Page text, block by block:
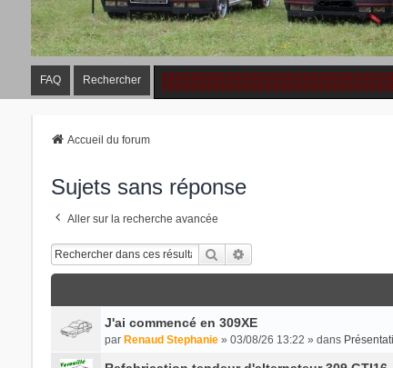
FAQ Rechercher
Accueil du forum
Sujets sans réponse
Aller sur la recherche avancée
Rechercher
J'ai commencé en 309XE
par Renaud Stephanie» 03/08/26 13:22 » dans